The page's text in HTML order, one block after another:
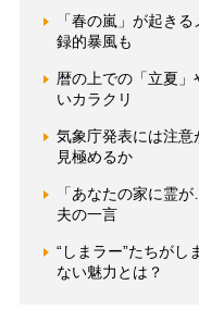
「春の嵐」が起き
録的暴風も
暦の上での「立夏
いカラクリ
気象庁発表には注
見極めるか
「あなたの家に霊
夫の一言
“しまラー”たちが
ない魅力とは？